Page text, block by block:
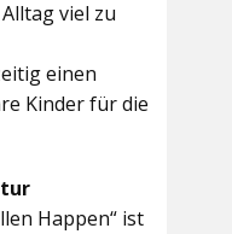
viel zu
einen
Kinder für die
Happen“ ist